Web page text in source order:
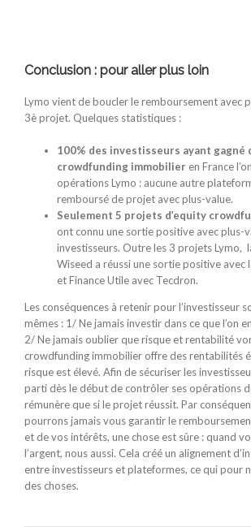
Conclusion : pour aller plus loin
Lymo vient de boucler le remboursement avec
3è projet. Quelques statistiques :
100% des investisseurs ayant gagné
crowdfunding immobilier en France
opérations Lymo : aucune autre
remboursé de projet avec plus-value.
Seulement 5 projets d’equity
ont connu une sortie positive avec plus-
investisseurs. Outre les 3 projets Lymo,
Wiseed a réussi une sortie positive avec
et Finance Utile avec Tecdron.
Les conséquences à retenir pour l’investisseur
mêmes : 1/ Ne jamais investir dans ce que l’on
2/ Ne jamais oublier que risque et rentabilité
crowdfunding immobilier offre des rentabilités
risque est élevé. Afin de sécuriser les
parti dès le début de contrôler ses opérations
rémunère que si le projet réussit. Par
pourrons jamais vous garantir le
et de vos intérêts, une chose est sûre : quand
l’argent, nous aussi. Cela créé un alignement
entre investisseurs et plateformes, ce qui pour
des choses.